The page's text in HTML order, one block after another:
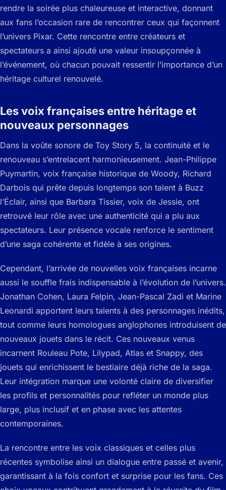
rendre la soirée plus chaleureuse et interactive, donnant
aux fans l’occasion rare de rencontrer ceux qui façonnent
l’univers Pixar. Cette rencontre entre créateurs et
spectateurs a ainsi ajouté une valeur insoupçonnée à
l’événement, où chacun pouvait ressentir l’importance d’un
héritage culturel renouvelé.
Les voix françaises entre héritage et
nouveaux personnages
Dans la voûte sonore de Toy Story 5, la continuité et le
renouveau s’entrelacent harmonieusement. Jean-Philippe
Puymartin, voix française historique de Woody, Richard
Darbois qui prête depuis longtemps son talent à Buzz
l’Éclair, ainsi que Barbara Tissier, voix de Jessie, ont
retrouvé leur rôle avec une authenticité qui a plu aux
spectateurs. Leur présence vocale renforce le sentiment
d’une saga cohérente et fidèle à ses origines.
Cependant, l’arrivée de nouvelles voix françaises incarne
aussi le souffle frais indispensable à l’évolution de l’univers.
Jonathan Cohen, Laura Felpin, Jean-Pascal Zadi et Marine
Leonardi apportent leurs talents à des personnages inédits,
tout comme leurs homologues anglophones introduisent de
nouveaux jouets dans le récit. Ces nouveaux venus
incarnent Rouleau Pote, Lilypad, Atlas et Snappy, des
jouets qui enrichissent le bestiaire déjà riche de la saga.
Leur intégration marque une volonté claire de diversifier
les profils et personnalités pour refléter un monde plus
large, plus inclusif et en phase avec les attentes
contemporaines.
La rencontre entre les voix classiques et celles plus
récentes symbolise ainsi un dialogue entre passé et avenir,
garantissant à la fois confort et surprise pour les fans. Ces